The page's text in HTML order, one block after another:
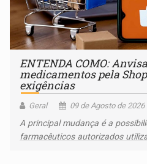
ENTENDA COMO:
medicamentos pela
exigências
Geral 09 de Agosto de 2026
A principal mudança é a
farmacêuticos autorizados